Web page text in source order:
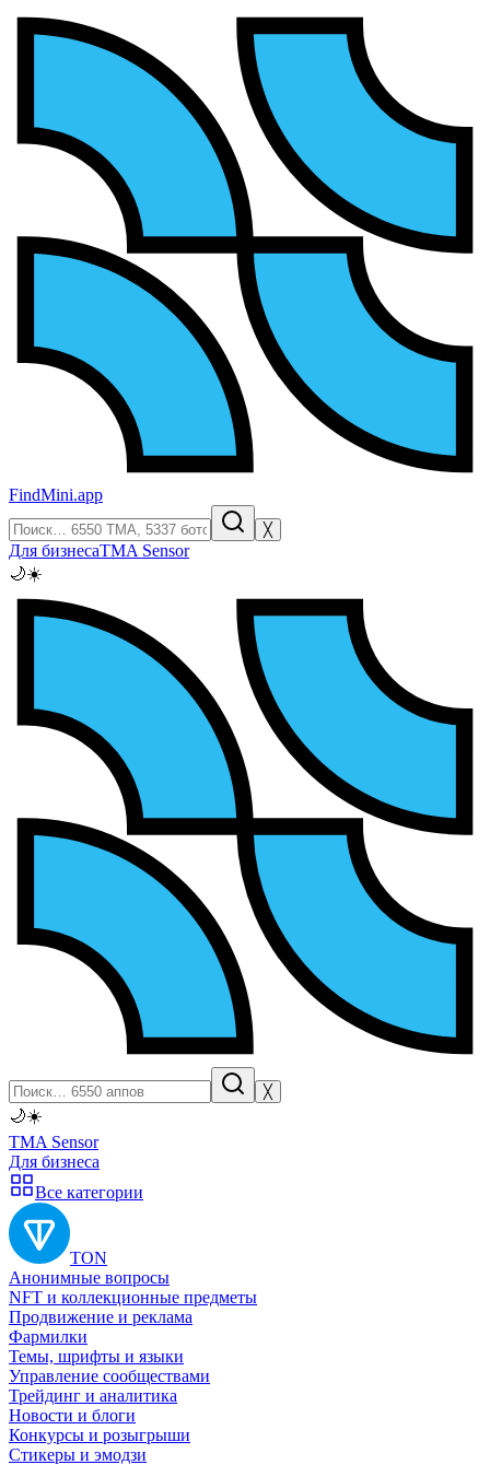
FindMini.app
╳
Для бизнесаTMA Sensor
🌙☀️
╳
🌙☀️
TMA Sensor
Для бизнеса
Все категории
TON
Анонимные вопросы
NFT и коллекционные предметы
Продвижение и реклама
Фармилки
Темы, шрифты и языки
Управление сообществами
Трейдинг и аналитика
Новости и блоги
Конкурсы и розыгрыши
Стикеры и эмодзи